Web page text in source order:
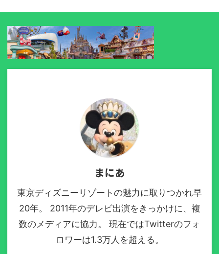
まにあ
東京ディズニーリゾートの魅力に取りつかれ早
20年。 2011年のデレビ出演をきっかけに、複
数のメディアに協力。 現在ではTwitterのフォ
ロワーは1.3万人を超える。